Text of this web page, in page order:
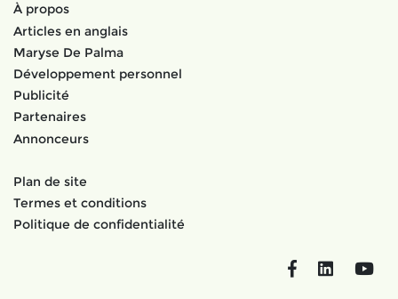
À propos
Articles en anglais
Maryse De Palma
Développement personnel
Publicité
Partenaires
Annonceurs
Plan de site
Termes et conditions
Politique de confidentialité
FacebookLinkedIn